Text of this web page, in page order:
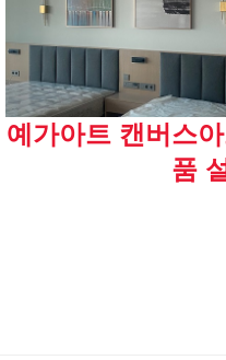
예가아트 캔버스
품